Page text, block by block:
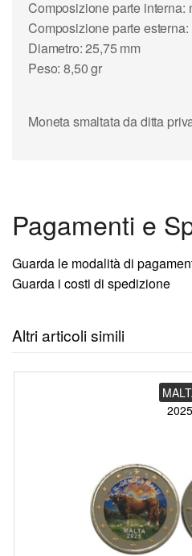
Composizione parte interna:
Composizione parte
Diametro: 25,75 mm
Peso: 8,50 gr
Moneta smaltata da ditta
Pagamenti e
Guarda le modalità di
Guarda i costi di spedizione
Altri articoli simili
2025